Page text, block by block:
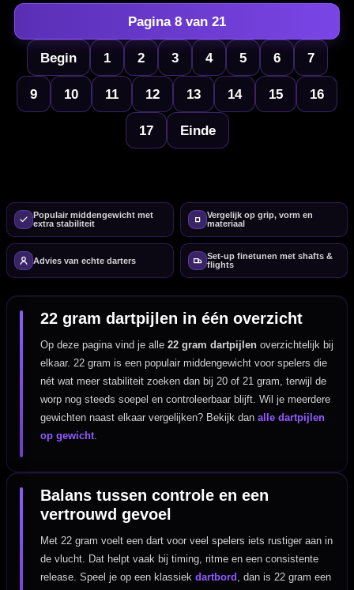
Begin 1 2 3 4 5 6 7
Pagina 8 van 21
9 10 11 12 13 14 15 16
17 Einde
Populair middengewicht met
extra stabiliteit
Vergelijk op grip, vorm en
materiaal
Advies van echte darters
Set-up finetunen met shafts &
flights
22 gram dartpijlen in één overzicht
Op deze pagina vind je alle22 gram dartpijlen overzichtelijk bij
elkaar. 22 gram is een populair middengewicht voor spelers die
nét wat meer stabiliteit zoeken dan bij 20 of 21 gram, terwijl de
worp nog steeds soepel en controleerbaar blijft. Wil je meerdere
gewichten naast elkaar vergelijken? Bekijk danalle dartpijlen
op gewicht.
Balans tussen controle en een
vertrouwd gevoel
Met 22 gram voelt een dart voor veel spelers iets rustiger aan in
de vlucht. Dat helpt vaak bij timing, ritme en een consistente
release. Speel je op een klassiekdartbord , dan is 22 gram een